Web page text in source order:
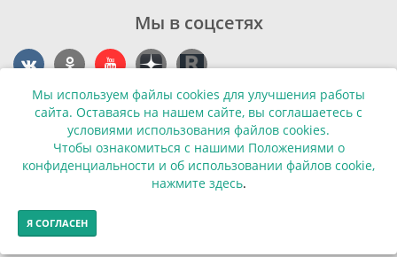
Мы используем файлы cookies для улучшения работы
сайта. Оставаясь на нашем сайте, вы соглашаетесь с
условиями использования файлов cookies.
Чтобы ознакомиться с нашими Положениями о
конфиденциальности и об использовании файлов cookie,
нажмите здесь.
Я СОГЛАСЕН
Мы в соцсетях
Контакты
г. Калининград, ул. Эпроновская, 1
Часы работы: с 10:00 до 20:00
© Финансовая грамотность населения 2013-2026г.